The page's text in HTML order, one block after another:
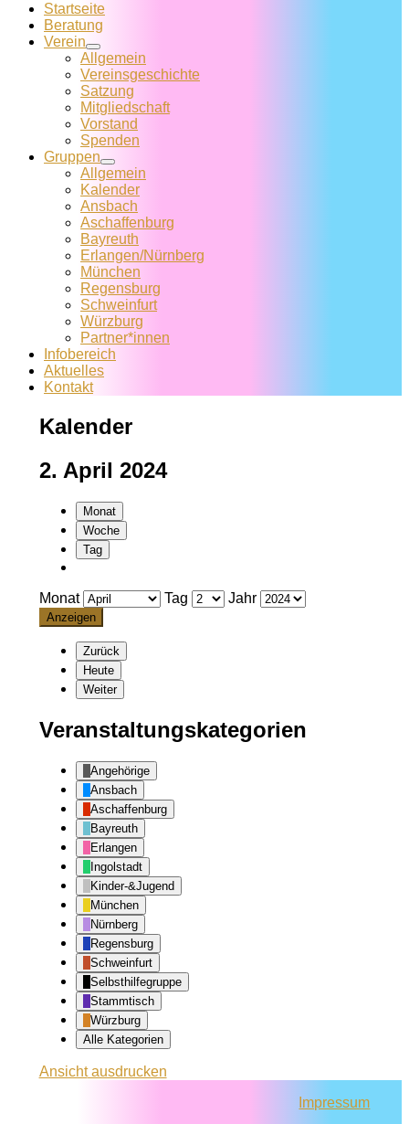
Startseite
Beratung
Verein
Allgemein
Vereins­geschichte
Satzung
Mitglied­schaft
Vorstand
Spenden
Gruppen
Allgemein
Kalender
Ansbach
Aschaffenburg
Bayreuth
Erlangen/Nürnberg
München
Regensburg
Schweinfurt
Würzburg
Partner*innen
Infobereich
Aktuelles
Kontakt
Kalender
2. April 2024
Monat
Woche
Tag
Monat Tag Jahr
Zurück
Heute
Weiter
Veranstaltungskategorien
Angehörige
Ansbach
Aschaffenburg
Bayreuth
Erlangen
Ingolstadt
Kinder-&Jugend
München
Nürnberg
Regensburg
Schweinfurt
Selbsthilfegruppe
Stammtisch
Würzburg
Alle Kategorien
Ansichtausdrucken
Impressum